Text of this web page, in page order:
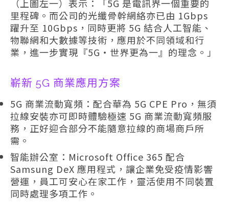
（上圖左一）表示：「5G 是電訊界一個重要的
里程碑。而公司的光纖骨幹網絡亦已由 1Gbps
躍升至 10Gbps，同時更將 5G 結合人工智能、
物聯網和大數據等技術，應用於不同領域和行
業，進一步實現『5G‧世界更為一』的理念。」
嶄新 5G 商業應用方案
5G 商業流動寬頻：配合華為 5G CPE Pro，無須
拉線安裝亦可即時體驗極速 5G 商業流動寬頻服
務，正好迎合部分不能隨意拉線的商場商戶所
需。
智能辦公室：Microsoft Office 365 配合
Samsung DeX 應用程式，讓企業免受疫情影響
營運，員工可安心在家工作，靈活使用不同裝置
同時處理多項工作。